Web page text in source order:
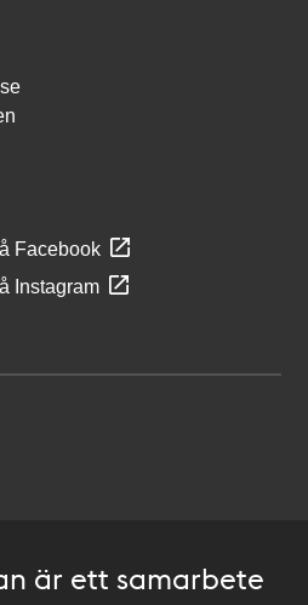
Facebook
Instagram
är ett samarbete